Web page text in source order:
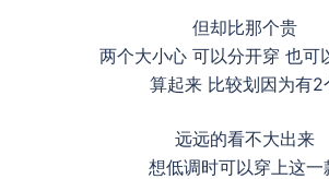
但却比那个贵
两个大小心 可以分开穿 也可
算起来 比较划因为有2
远远的看不大出来
想低调时可以穿上这一